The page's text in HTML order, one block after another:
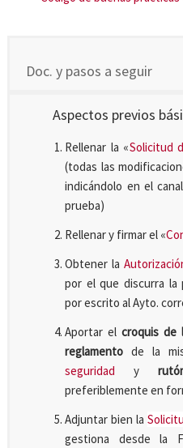
Doc. y pasos a seguir
Aspectos previos
Rellenar la «Solicitud
(todas las
indicándolo en el
prueba)
Rellenar y firmar el «
Obtener la
por el que discurra la
por escrito al Ayto.
Aportar elcroquis de
reglamento de la
seguridad y
preferiblemente en
Adjuntar bien la
gestiona desde la